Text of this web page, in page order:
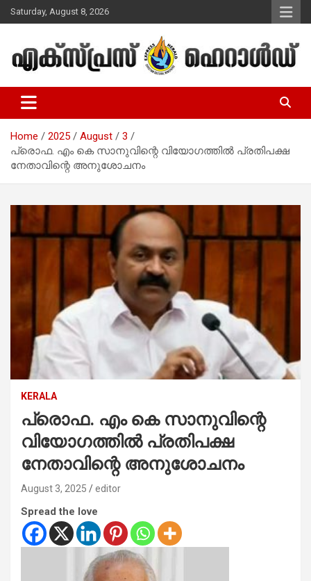
Skip
to
Saturday, August 8, 2026
Express Herald – Malayalam
Christian News
Home 2025 August
3
പ്രൊഫ. എം കെ സാനുവിന്റെ വിയോഗത്തില്‍ പ്രതിപക്ഷ
നേതാവിന്റെ അനുശോചനം
KERALA
പ്രൊഫ. എം കെ സാനുവിന്റെ
വിയോഗത്തില്‍ പ്രതിപക്ഷ
നേതാവിന്റെ അനുശോചനം
August 3, 2025 editor
Spread the love